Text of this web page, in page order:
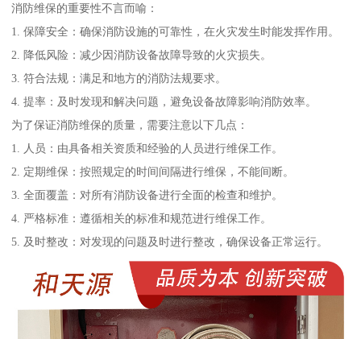
消防维保的重要性不言而喻：
1. 保障安全：确保消防设施的可靠性，在火灾发生时能发挥作用。
2. 降低风险：减少因消防设备故障导致的火灾损失。
3. 符合法规：满足和地方的消防法规要求。
4. 提率：及时发现和解决问题，避免设备故障影响消防效率。
为了保证消防维保的质量，需要注意以下几点：
1. 人员：由具备相关资质和经验的人员进行维保工作。
2. 定期维保：按照规定的时间间隔进行维保，不能间断。
3. 全面覆盖：对所有消防设备进行全面的检查和维护。
4. 严格标准：遵循相关的标准和规范进行维保工作。
5. 及时整改：对发现的问题及时进行整改，确保设备正常运行。